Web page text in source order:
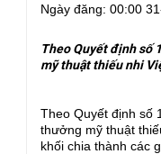
Ngày đăng: 00:00
Theo Quyết định số
mỹ thuật thiếu nhi
Theo Quyết định số
thưởng mỹ thuật
khối chia thành các